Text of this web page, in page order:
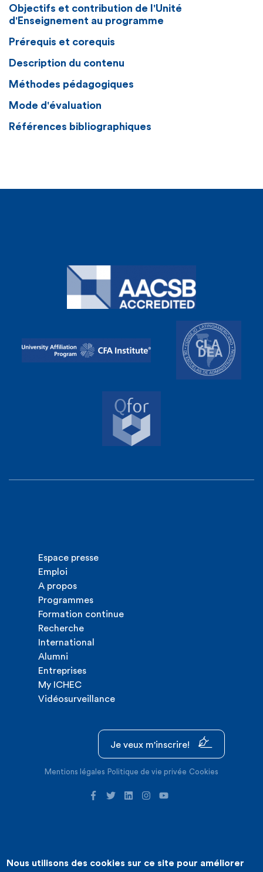
Objectifs et contribution de l'Unité
d'Enseignement au programme
Prérequis et corequis
Description du contenu
Méthodes pédagogiques
Mode d'évaluation
Références bibliographiques
Espace presse
Emploi
A propos
Programmes
Formation continue
Recherche
International
Alumni
Entreprises
My ICHEC
Vidéosurveillance
Je veux m'inscrire!
Mentions légales Politique de vie privée Cookies
©2026 ICHEC |Création de site internet : Expansion
Nous utilisons des cookies sur ce site pour améliorer